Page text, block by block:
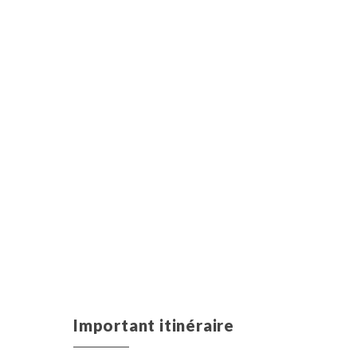
Important itinéraire